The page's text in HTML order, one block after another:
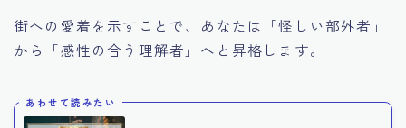
街への愛着を示すことで、あなたは「怪しい部外者」
から「感性の合う理解者」へと昇格します。
あわせて読みたい